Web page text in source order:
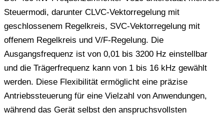
Steuermodi, darunter CLVC-Vektorregelung mit
geschlossenem Regelkreis, SVC-Vektorregelung mit
offenem Regelkreis und V/F-Regelung. Die
Ausgangsfrequenz ist von 0,01 bis 3200 Hz einstellbar
und die Trägerfrequenz kann von 1 bis 16 kHz gewählt
werden. Diese Flexibilität ermöglicht eine präzise
Antriebssteuerung für eine Vielzahl von Anwendungen,
während das Gerät selbst den anspruchsvollsten